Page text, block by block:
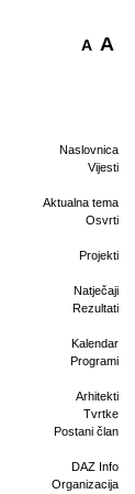
A A
Naslovnica
Vijesti
Aktualna tema
Osvrti
Projekti
Natječaji
Rezultati
Kalendar
Programi
Arhitekti
Tvrtke
Postani član
DAZ Info
Organizacija